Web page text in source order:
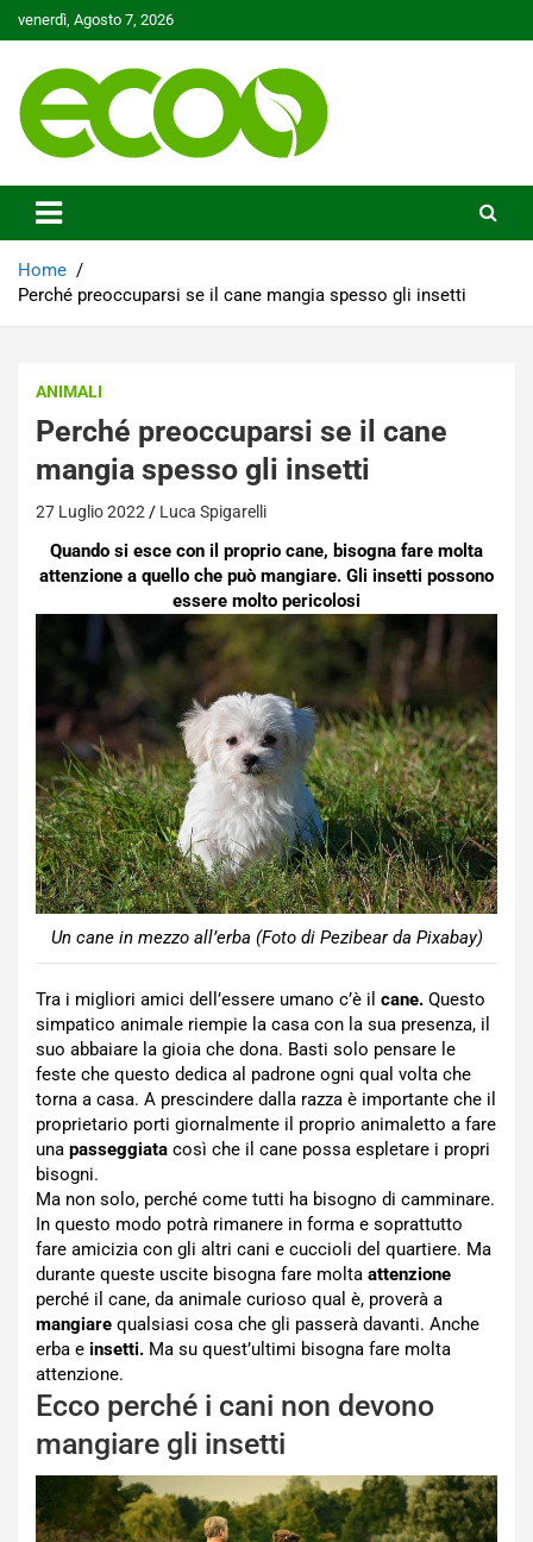
to
venerdì, Agosto 7, 2026
Ecoo.it
Home
Perché preoccuparsi se il cane mangia spesso gli insetti
ANIMALI
Perché preoccuparsi se il cane
mangia spesso gli insetti
27 Luglio 2022 Luca Spigarelli
Quando si esce con il proprio cane, bisogna fare molta
attenzione a quello che può mangiare. Gli insetti possono
essere molto pericolosi
Un cane in mezzo all’erba (Foto di Pezibear da Pixabay)
Tra i migliori amici dell’essere umano c’è il cane. Questo
simpatico animale riempie la casa con la sua presenza, il
suo abbaiare la gioia che dona. Basti solo pensare le
feste che questo dedica al padrone ogni qual volta che
torna a casa. A prescindere dalla razza è importante che il
proprietario porti giornalmente il proprio animaletto a fare
una passeggiata così che il cane possa espletare i propri
bisogni.
Ma non solo, perché come tutti ha bisogno di camminare.
In questo modo potrà rimanere in forma e soprattutto
fare amicizia con gli altri cani e cuccioli del quartiere. Ma
durante queste uscite bisogna fare molta attenzione
perché il cane, da animale curioso qual è, proverà a
mangiare qualsiasi cosa che gli passerà davanti. Anche
erba e insetti. Ma su quest’ultimi bisogna fare molta
attenzione.
Ecco perché i cani non devono
mangiare gli insetti